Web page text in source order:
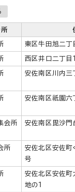
東区牛田旭二
西区井口二丁目
安佐南区川内
安佐南区祇園
会所 安佐南区毘沙
所
安佐北区安佐
号
安佐北区安佐
地の1